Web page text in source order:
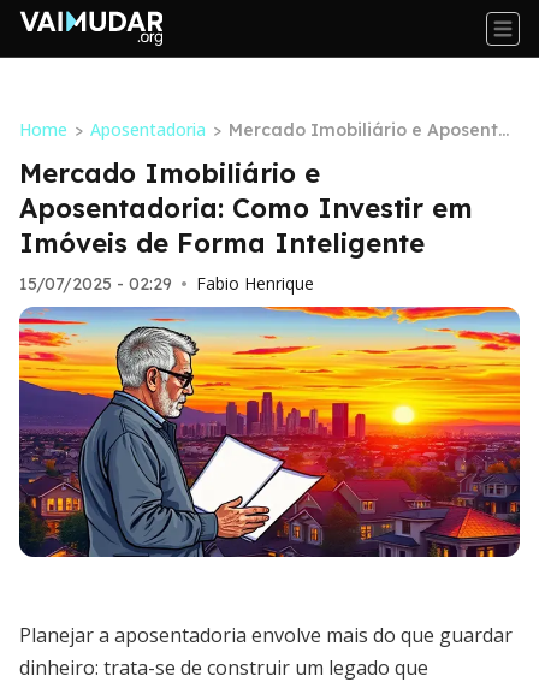
Home > Aposentadoria > Mercado Imobiliário e Aposenta
doria: Como Investir em Imóveis
de Forma Inteligente
Mercado Imobiliário e
Aposentadoria: Como Investir em
Imóveis de Forma Inteligente
15/07/2025 - 02:29 • Fabio Henrique
Planejar a aposentadoria envolve mais do que guardar
dinheiro: trata-se de construir um legado que